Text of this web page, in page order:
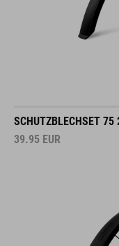
SCHUTZBLECHSET
39.95 EUR